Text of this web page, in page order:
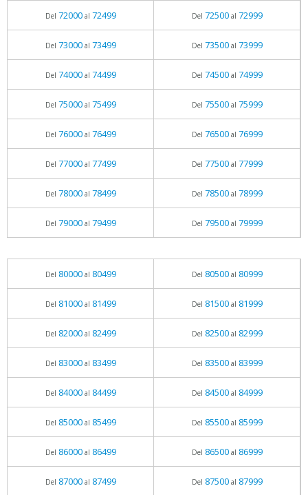
Del 72000al 72499 Del 72500al 72999
Del 73000al 73499 Del 73500al 73999
Del 74000al 74499 Del 74500al 74999
Del 75000al 75499 Del 75500al 75999
Del 76000al 76499 Del 76500al 76999
Del 77000al 77499 Del 77500al 77999
Del 78000al 78499 Del 78500al 78999
Del 79000al 79499 Del 79500al 79999
Del 80000al 80499 Del 80500al 80999
Del 81000al 81499 Del 81500al 81999
Del 82000al 82499 Del 82500al 82999
Del 83000al 83499 Del 83500al 83999
Del 84000al 84499 Del 84500al 84999
Del 85000al 85499 Del 85500al 85999
Del 86000al 86499 Del 86500al 86999
Del 87000al 87499 Del 87500al 87999